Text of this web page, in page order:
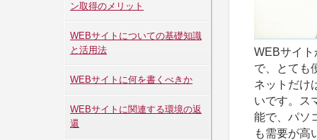
ン取得のメリット
WEBサイトについての基礎知識
と活用法
WEBサイトに何を書くべきか
WEBサイトに関連する環境の返
還
WEBサイ
で、とても
ネットだけ
いです。ス
能で、パソ
も需要が高